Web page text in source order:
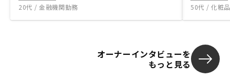
20代 / 金融機関勤務 50代 / 化粧
オーナーインタビューを
もっと見る